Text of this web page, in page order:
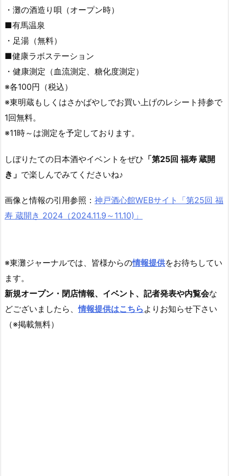
・灘の酒造り唄（オープン時）
■有馬温泉
・足湯（無料）
■健康ラボステーション
・健康測定（血流測定、糖化度測定）
※各100円（税込）
※東明蔵もしくはさかばやしでお買い上げのレシート持参で
1回無料。
※11時～は測定を予定しております。
しぼりたての日本酒やイベントをぜひ 「第25回 福寿 蔵開
き」 で楽しんでみてくださいね♪
画像と情報の引用参照： 神戸酒心館WEBサイト「第25回 福
寿 蔵開き 2024（2024.11.9～11.10)」
※東灘ジャーナルでは、皆様からの情報提供をお待ちしてい
ます。
新規オープン・閉店情報、イベント、記者発表や内覧会な
どございましたら、情報提供はこちら よりお知らせ下さい
（※掲載無料）